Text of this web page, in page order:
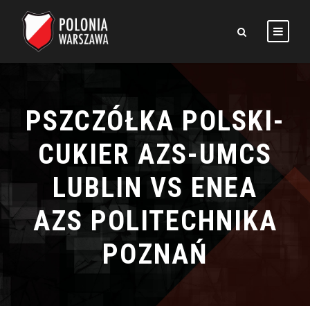
PSZCZÓŁKA POLSKI-
CUKIER AZS-UMCS
LUBLIN VS ENEA
AZS POLITECHNIKA
POZNAŃ